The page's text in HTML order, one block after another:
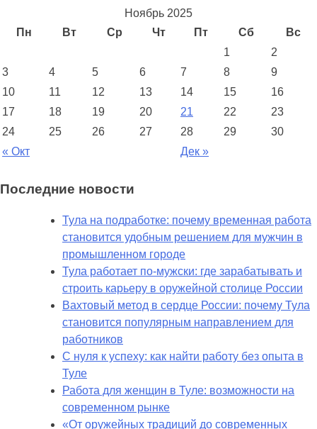
зарабатывать
оружейной
столице
России
Ноябрь 2025
Пн
Вт Ср Чт Пт Сб Вс
« Окт Дек »
1
2
3
4 5 6 7 8
9
10
11 12 13 14 15
16
17
18 19 20 21 22
23
24
25 26 27 28 29 30
Последние новости
Тула на подработке: почему временная работа
становится удобным решением для мужчин в
промышленном городе
Тула работает по-мужски: где зарабатывать и
строить карьеру в оружейной столице России
Вахтовый метод в сердце России: почему Тула
становится популярным направлением для
работников
С нуля к успеху: как найти работу без опыта в
Туле
Работа для женщин в Туле: возможности на
современном рынке
«От оружейных традиций до современных